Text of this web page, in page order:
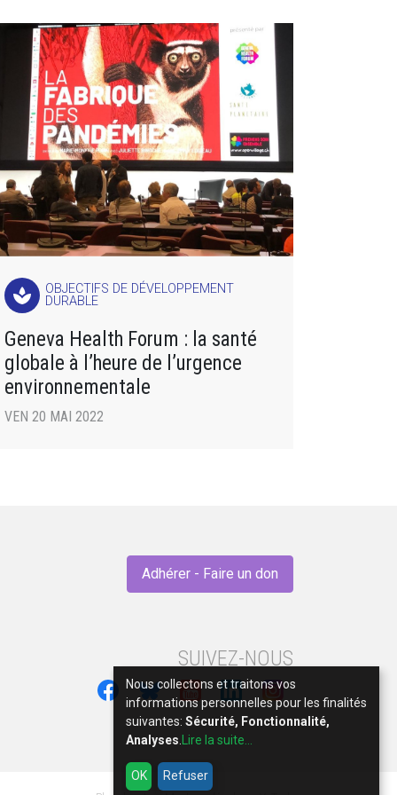
spa
OBJECTIFS DE DÉVELOPPEMENT
DURABLE
Geneva Health Forum : la santé
globale à l’heure de l’urgence
environnementale
VEN 20 MAI 2022
Adhérer - Faire un don
SUIVEZ-NOUS
Nous collectons et traitons vos
informations personnelles pour les finalités
suivantes: Sécurité, Fonctionnalité,
Analyses
Lire la suite...
OK Refuser